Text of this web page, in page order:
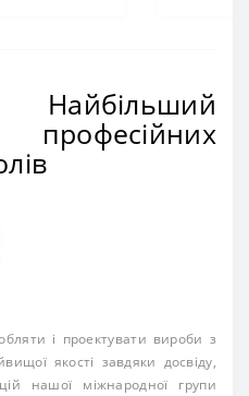
і проектувати вироби з
якості завдяки досвіду,
нашої міжнародної групи